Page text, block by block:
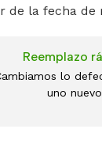
de la fecha de
Reemplazo
lo
uno